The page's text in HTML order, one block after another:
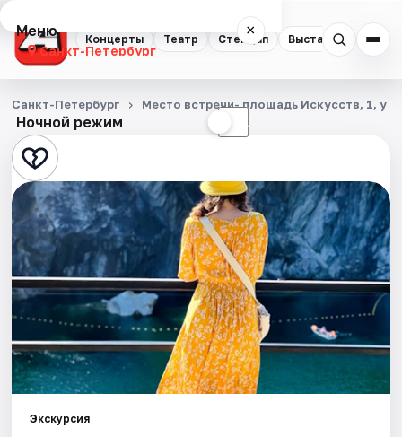
Концерты Театр Стендап Выставки
Меню ×
Санкт-Петербург
Концерты
Театр
Стендап
Выставки
Квесты
Экскурсии
Спорт
События
Ночной режим ☾
Санкт-Петербург Место встречи- площадь Искусств, 1, у
Экскурсия